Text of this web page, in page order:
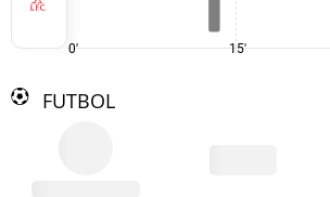
0' 15'
FUTBOL